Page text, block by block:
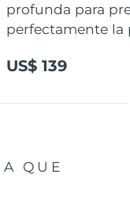
profunda para
perfectamente la
US$ 139
QUE